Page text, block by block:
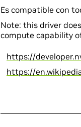
Es compatible con
Note: this driver
compute capability
https://
https://